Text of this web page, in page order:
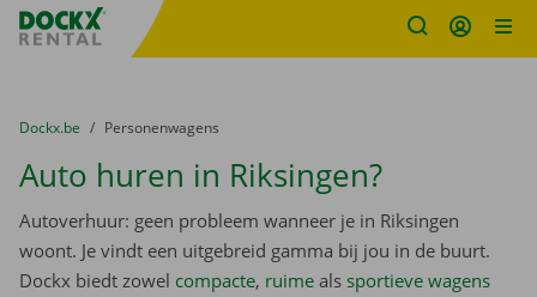
Fratello DEMO
U bevindt zich hier:
van
Dockx.be naar
Personenwagens
Auto huren in Riksingen?
Autoverhuur: geen probleem wanneer je in Riksingen
woont. Je vindt een uitgebreid gamma bij jou in de buurt.
Dockx biedt zowel compacte, ruime als sportieve wagens